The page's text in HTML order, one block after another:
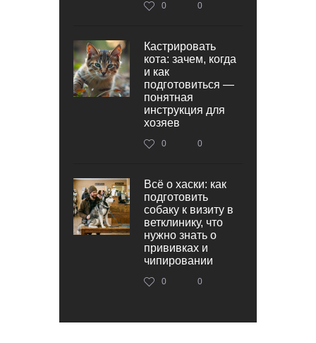
0 0
Кастрировать
кота: зачем, когда
и как
подготовиться —
понятная
инструкция для
хозяев
0 0
Всё о хаски: как
подготовить
собаку к визиту в
ветклинику, что
нужно знать о
прививках и
чипировании
0 0